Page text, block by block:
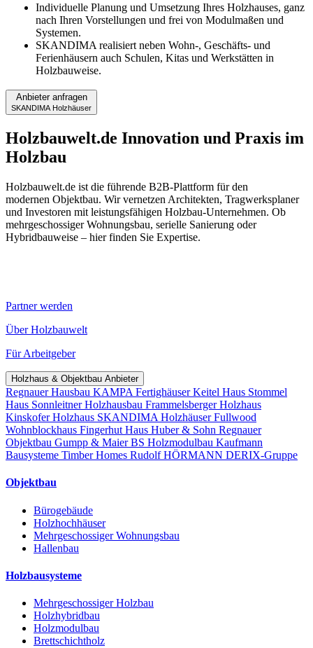
Individuelle Planung und Umsetzung Ihres Holzhauses, ganz
nach Ihren Vorstellungen und frei von Modulmaßen und
Systemen.
SKANDIMA realisiert neben Wohn-, Geschäfts- und
Ferienhäusern auch Schulen, Kitas und Werkstätten in
Holzbauweise.
Anbieter anfragen
SKANDIMA Holzhäuser
Holzbauwelt.de Innovation und Praxis im
Holzbau
Holzbauwelt.de ist die führende B2B-Plattform für den
modernen Objektbau. Wir vernetzen Architekten, Tragwerksplaner
und Investoren mit leistungsfähigen Holzbau-Unternehmen. Ob
mehrgeschossiger Wohnungsbau, serielle Sanierung oder
Hybridbauweise – hier finden Sie Expertise.
Partner werden
Über Holzbauwelt
Für Arbeitgeber
Holzhaus & Objektbau Anbieter
Regnauer Hausbau KAMPA FertighäuserKeitel Haus Stommel
Haus Sonnleitner Holzhausbau Frammelsberger Holzhaus
Kinskofer Holzhaus SKANDIMA HolzhäuserFullwood
Wohnblockhaus Fingerhut Haus Huber & Sohn Regnauer
Objektbau Gumpp & MaierBS Holzmodulbau Kaufmann
Bausysteme Timber Homes Rudolf HÖRMANN DERIX-Gruppe
Objektbau
Bürogebäude
Holzhochhäuser
Mehrgeschossiger Wohnungsbau
Hallenbau
Holzbausysteme
Mehrgeschossiger Holzbau
Holzhybridbau
Holzmodulbau
Brettschichtholz